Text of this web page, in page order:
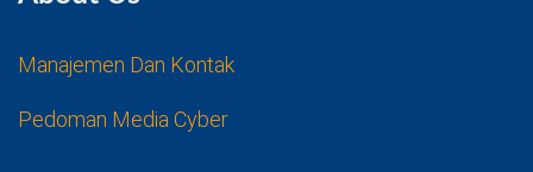
Manajemen Dan Kontak
Pedoman Media Cyber